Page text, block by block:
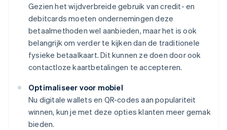
Gezien het wijdverbreide gebruik van credit- en
debitcards moeten ondernemingen deze
betaalmethoden wel aanbieden, maar het is ook
belangrijk om verder te kijken dan de traditionele
fysieke betaalkaart. Dit kunnen ze doen door ook
contactloze kaartbetalingen te accepteren.
Optimaliseer voor mobiel
Nu digitale wallets en QR-codes aan populariteit
winnen, kun je met deze opties klanten meer gemak
bieden.